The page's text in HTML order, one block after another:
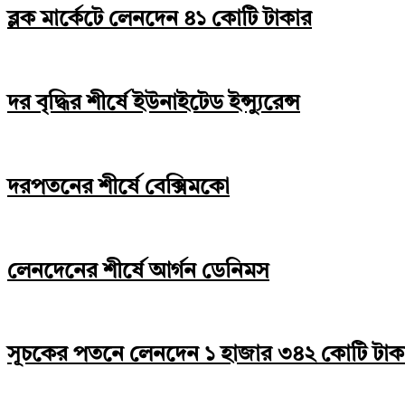
ব্লক মার্কেটে লেনদেন ৪১ কোটি টাকার
দর বৃদ্ধির শীর্ষে ইউনাইটেড ইন্স্যুরেন্স
দরপতনের শীর্ষে বেক্সিমকো
লেনদেনের শীর্ষে আর্গন ডেনিমস
সূচকের পতনে লেনদেন ১ হাজার ৩৪২ কোটি